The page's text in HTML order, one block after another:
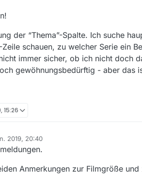
mit fehlenden Filmen für den SRF
ausSendungen A-Zverwendet, als
folgendeFilmliste manuell importieren und
für eure Hilfe.
der “Thema”-Spalte. Ich suche
schauen, zu welcher Serie ein
immer sicher, ob ich nicht doch
gewöhnungsbedürftig - aber das
15:26
2019, 20:40
Anmerkungen zur Filmgröße